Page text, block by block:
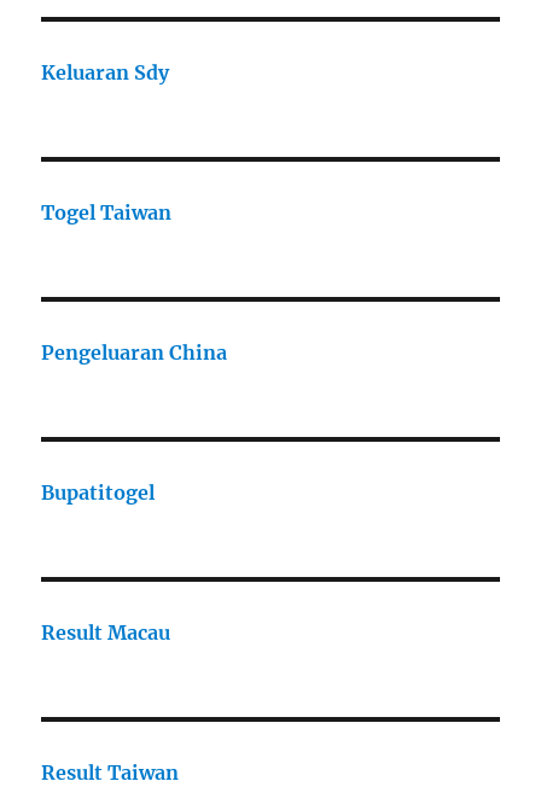
Keluaran Sdy
Togel Taiwan
Pengeluaran China
Bupatitogel
Result Macau
Result Taiwan